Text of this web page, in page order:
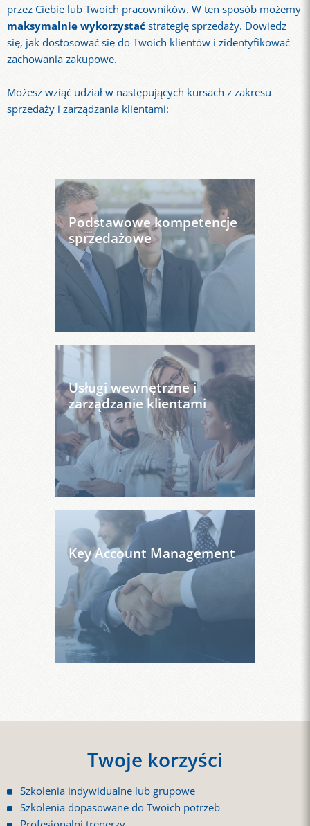
przez Ciebie lub Twoich pracowników. W ten sposób możemy
maksymalnie wykorzystaćstrategię sprzedaży. Dowiedz
się, jak dostosować się do Twoich klientów i zidentyfikować
zachowania zakupowe.
Możesz wziąć udział w następujących kursach z zakresu
sprzedaży i zarządzania klientami:
Podstawowe kompetencje
sprzedażowe
Usługi wewnętrzne i
zarządzanie klientami
Key Account Management
Twoje korzyści
Szkolenia indywidualne lub grupowe
Szkolenia dopasowane do Twoich potrzeb